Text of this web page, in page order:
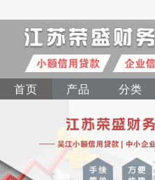
首页 产品 分类